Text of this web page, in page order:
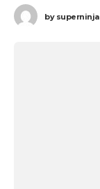
bysuperninja